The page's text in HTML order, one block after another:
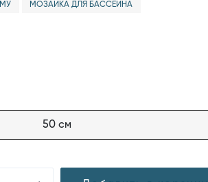
МОЗАИКА ДЛЯ БАССЕЙНА
50 см